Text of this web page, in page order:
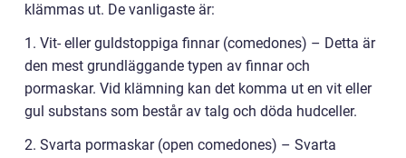
klämmas ut. De vanligaste är:
1. Vit- eller guldstoppiga finnar (comedones) – Detta är
den mest grundläggande typen av finnar och
pormaskar. Vid klämning kan det komma ut en vit eller
gul substans som består av talg och döda hudceller.
2. Svarta pormaskar (open comedones) – Svarta